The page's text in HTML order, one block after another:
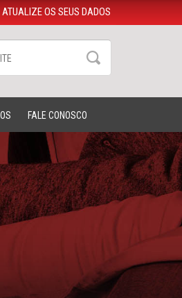
ATUALIZE OS SEUS DADOS
FALE CONOSCO